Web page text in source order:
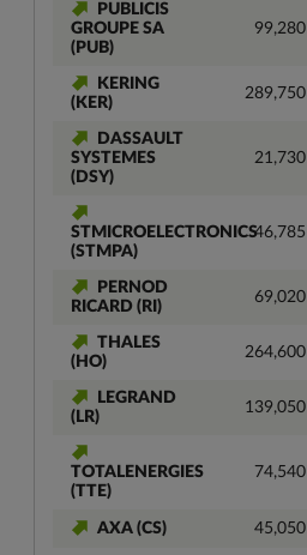
PUBLICIS
GROUPE SA
(PUB)
99,280
KERING
(KER)
289,750
DASSAULT
SYSTEMES
(DSY)
21,730
STMICROELECTRONICS
(STMPA)
46,785
PERNOD
RICARD (RI)
69,020
THALES
(HO)
264,600
LEGRAND
(LR)
139,050
TOTALENERGIES
(TTE)
74,540
AXA (CS) 45,050